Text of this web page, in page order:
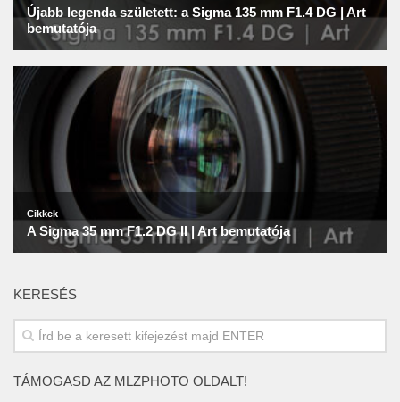
KERESÉS
TÁMOGASD AZ MLZPHOTO OLDALT!